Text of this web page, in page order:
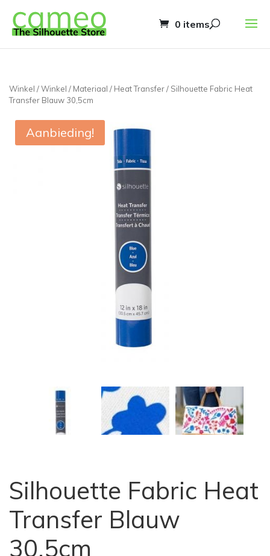
0 items
Winkel /Winkel / Materiaal / Heat Transfer/ Silhouette Fabric Heat
Transfer Blauw 30,5cm
Aanbieding!
Silhouette Fabric Heat
Transfer Blauw
30,5cm